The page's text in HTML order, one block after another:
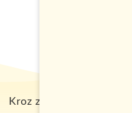
Kroz zaleđeno prozorče